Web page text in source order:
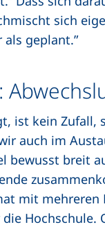
sich
geplant.”
ist kein Zufall,
auch im
bewusst breit
mit